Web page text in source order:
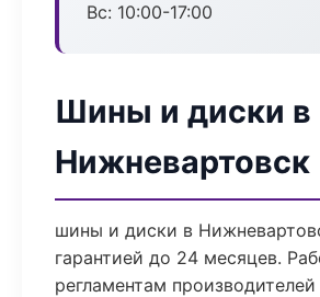
Вс: 10:00-17:00
Шины и диски в
Нижневартовск
шины и диски в
гарантией до 24 месяцев.
регламентам производителей